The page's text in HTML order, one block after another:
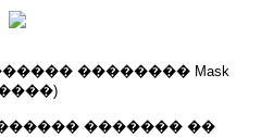
�������� Mask
������� ��